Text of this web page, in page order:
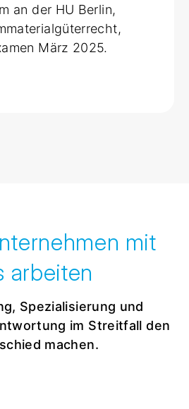
an der HU Berlin,
März 2025.
mit
arbeiten
Spezialisierung und
im Streitfall den
machen.